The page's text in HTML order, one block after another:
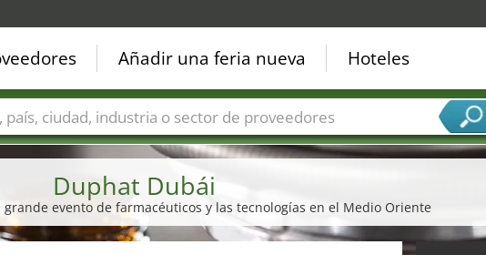
Duphat Dubái
evento de farmacéuticos y las tecnologías en el Medio Oriente
Añadir una feria nueva Hoteles
Ciudades Sectores de ferias Sectores de proveedor de servicios